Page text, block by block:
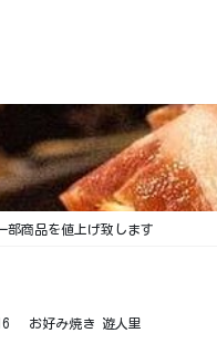
部商品を値上げ致します
お好み焼き 遊人里